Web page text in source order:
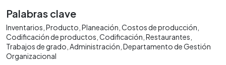
Palabras clave
Inventarios Producto Planeación Costos de producción
Codificación de productos Codificación Restaurantes
Trabajos de grado Administración Departamento de Gestión
Organizacional